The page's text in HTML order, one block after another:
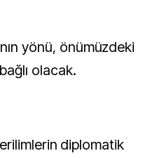
yönü, önümüzdeki
olacak.
diplomatik